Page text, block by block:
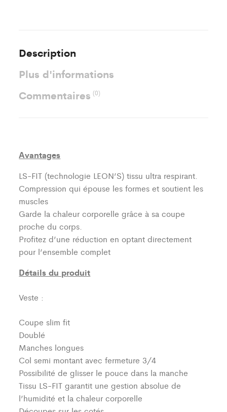
Description
Plus d'informations
Commentaires(0)
Avantages
LS-FIT (technologie LEON’S)tissu ultra respirant.
Compression qui épouse les formes et soutient les
muscles
Garde la chaleur corporelle grâce à sa coupe
proche du corps.
Profitez d’une réduction en optant directement
pour l’ensemble complet
Détails du produit
Veste :
Coupe slim fit
Doublé
Manches longues
Col semi montant avec fermeture 3/4
Possibilité de glisser le pouce dans la manche
Tissu LS-FIT garantit une gestion absolue de
l’humidité et la chaleur corporelle